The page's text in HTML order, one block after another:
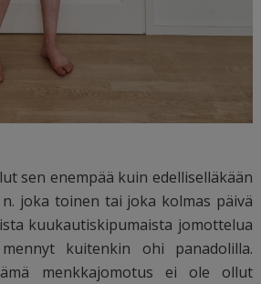
sen enempää kuin edelliselläkään
joka toinen tai joka kolmas päivä
kuukautiskipumaista jomottelua
kuitenkin ohi panadolilla.
menkkajomotus ei ole ollut